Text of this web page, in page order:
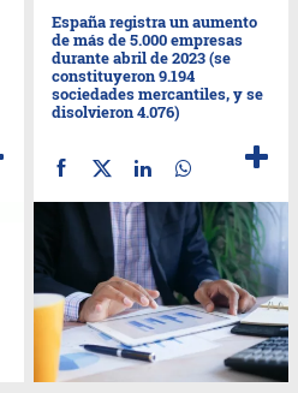
España registra un aumento
de más de 5.000 empresas
durante abril de 2023 (se
constituyeron 9.194
sociedades mercantiles, y se
disolvieron 4.076)